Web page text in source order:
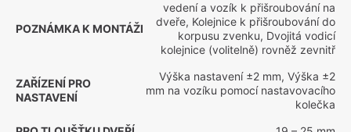
POZNÁMKA K MONTÁŽI
vedení a vozík k přišroubování na
dveře, Kolejnice k přišroubování do
korpusu zvenku, Dvojitá vodicí
kolejnice (volitelně) rovněž zevnitř
ZAŘÍZENÍ PRO
NASTAVENÍ
Výška nastavení ±2 mm, Výška ±2
mm na vozíku pomocí nastavovacího
kolečka